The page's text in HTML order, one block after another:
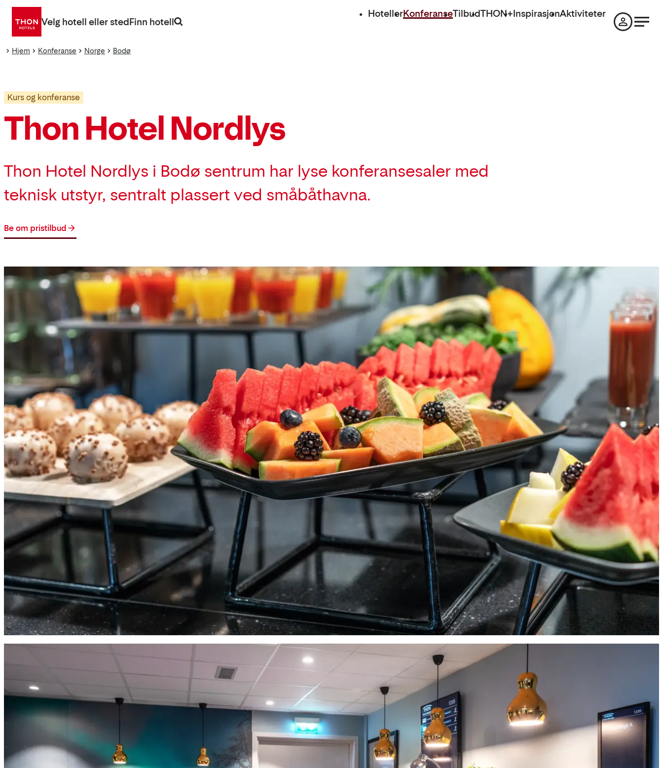
Gå
direkte
Velg hotell eller stedFinn hotell
HotellerKonferanseTilbudTHON+ InspirasjonAktiviteter
Hjem Konferanse Norge Bodø
Kurs og konferanse
Thon Hotel Nordlys
Thon Hotel Nordlys i Bodø sentrum har lyse konferansesaler med
teknisk utstyr, sentralt plassert ved småbåthavna.
Be om pristilbud